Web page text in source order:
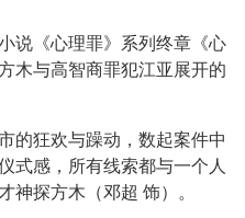
说《心理罪》系列终章《心
木与高智商罪犯江亚展开的
的狂欢与躁动，数起案件中
式感，所有线索都与一个人
探方木（邓超 饰）。